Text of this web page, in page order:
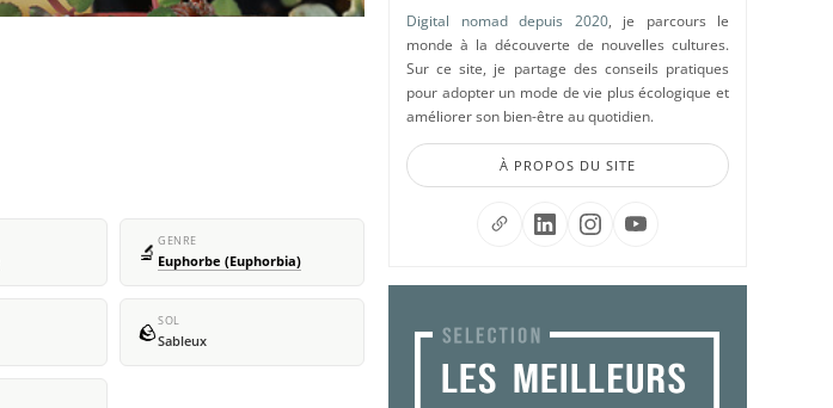
🔬 GENRE
Euphorbe (Euphorbia)
🪨SOL
Sableux
Digital nomad depuis 2020, je parcours le
monde à la découverte de nouvelles cultures.
Sur ce site, je partage des conseils pratiques
pour adopter un mode de vie plus écologique et
améliorer son bien-être au quotidien.
À PROPOS DU SITE